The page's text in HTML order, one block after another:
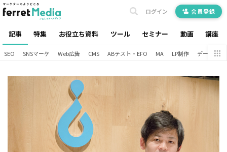
記事 特集 お役立ち資料 ツール セミナー 動画 講座
ログイン 会員登録
SEO SNSマーケ Web広告 CMS ABテスト・EFO MA LP制作 データ分析